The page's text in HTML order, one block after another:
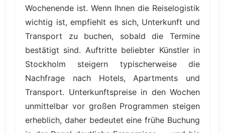
Wochenende ist. Wenn Ihnen die Reiselogistik
wichtig ist, empfiehlt es sich, Unterkunft und
Transport zu buchen, sobald die Termine
bestätigt sind. Auftritte beliebter Künstler in
Stockholm steigern typischerweise die
Nachfrage nach Hotels, Apartments und
Transport. Unterkunftspreise in den Wochen
unmittelbar vor großen Programmen steigen
erheblich, daher bedeutet eine frühe Buchung